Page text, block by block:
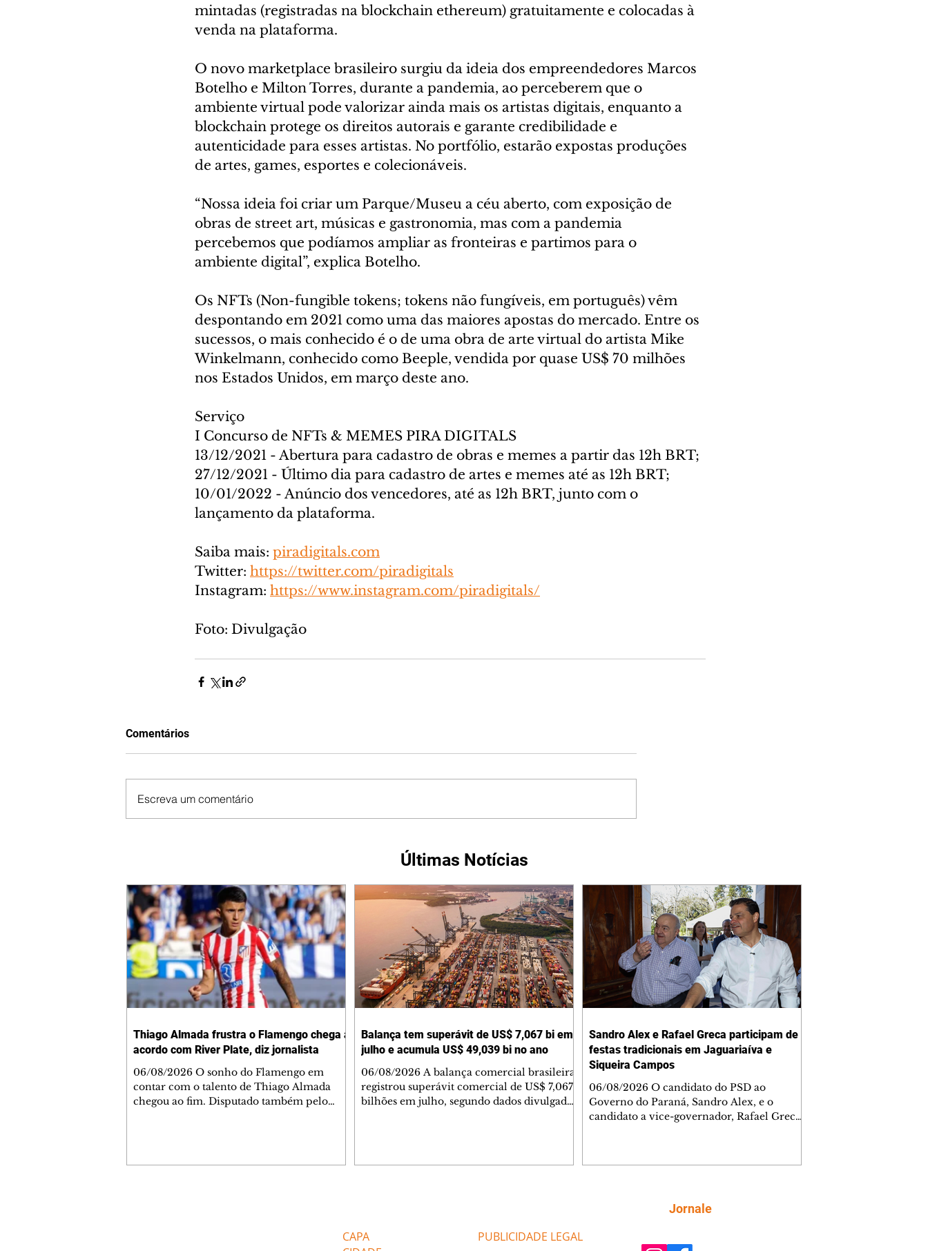
mintadas (registradas na blockchain ethereum) gratuitamente e colocadas à
venda na plataforma.
O novo marketplace brasileiro surgiu da ideia dos empreendedores Marcos
Botelho e Milton Torres, durante a pandemia, ao perceberem que o
ambiente virtual pode valorizar ainda mais os artistas digitais, enquanto a
blockchain protege os direitos autorais e garante credibilidade e
autenticidade para esses artistas. No portfólio, estarão expostas produções
de artes, games, esportes e colecionáveis.
“Nossa ideia foi criar um Parque/Museu a céu aberto, com exposição de
obras de street art, músicas e gastronomia, mas com a pandemia
percebemos que podíamos ampliar as fronteiras e partimos para o
ambiente digital”, explica Botelho.
Os NFTs (Non-fungible tokens; tokens não fungíveis, em português) vêm
despontando em 2021 como uma das maiores apostas do mercado. Entre os
sucessos, o mais conhecido é o de uma obra de arte virtual do artista Mike
Winkelmann, conhecido como Beeple, vendida por quase US$ 70 milhões
nos Estados Unidos, em março deste ano.
Serviço
I Concurso de NFTs & MEMES PIRA DIGITALS
13/12/2021 - Abertura para cadastro de obras e memes a partir das 12h BRT;
27/12/2021 - Último dia para cadastro de artes e memes até as 12h BRT;
10/01/2022 - Anúncio dos vencedores, até as 12h BRT, junto com o
lançamento da plataforma.
Saiba mais: piradigitals.com
Twitter: https://twitter.com/piradigitals
Instagram: https://www.instagram.com/piradigitals/
Foto: Divulgação
Comentários
Escreva um comentário
Últimas Notícias
Thiago Almada frustra o Flamengo chega a
acordo com River Plate, diz jornalista
06/08/2026 O sonho do Flamengo em
contar com o talento de Thiago Almada
chegou ao fim. Disputado também pelo
Balança tem superávit de US$ 7,067 bi em
julho e acumula US$ 49,039 bi no ano
06/08/2026 A balança comercial brasileira
registrou superávit comercial de US$ 7,067
bilhões em julho, segundo dados divulgados
apontada na pesquisa Projeções
Sandro Alex e Rafael Greca participam de
festas tradicionais em Jaguariaíva e
Siqueira Campos
06/08/2026 O candidato do PSD ao
Governo do Paraná, Sandro Alex, e o
candidato a vice-governador, Rafael Greca
Jaguariaíva, eles participaram da 110ª Festa
Bom Jesus da Pedra Fria, que representa
CAPA
PUBLICIDADE LEGAL
Jornale